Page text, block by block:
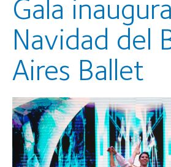
Gala
Navidad del
Aires Ballet